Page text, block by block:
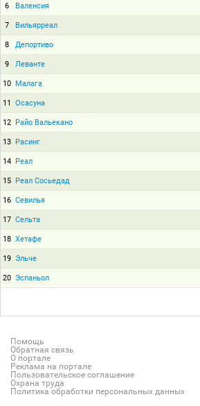
6 Валенсия
7 Вильярреал
8 Депортиво
9 Леванте
10 Малага
11 Осасуна
12 Райо Вальекано
13 Расинг
14 Реал
15 Реал Сосьедад
16 Севилья
17 Сельта
18 Хетафе
19 Эльче
20 Эспаньол
Помощь
Обратная связь
О портале
Реклама на портале
Пользовательское соглашение
Охрана труда
Политика обработки персональных данных